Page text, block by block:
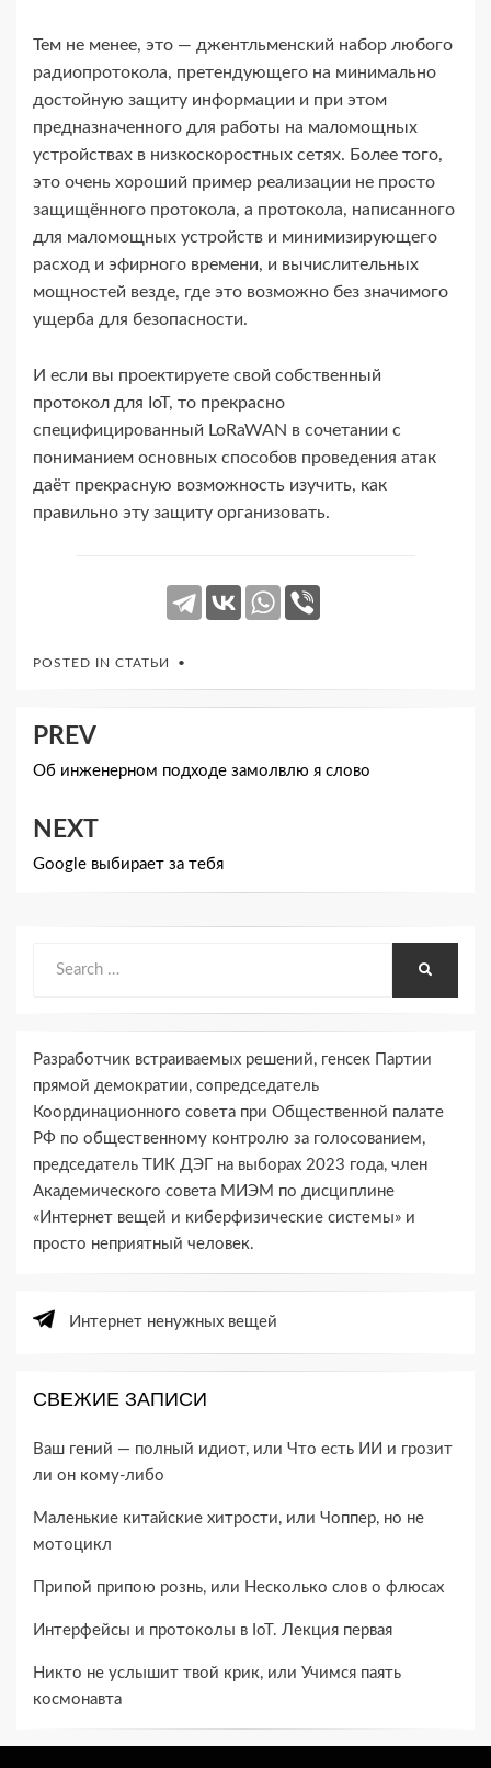
Тем не менее, это — джентльменский набор любого
радиопротокола, претендующего на минимально
достойную защиту информации и при этом
предназначенного для работы на маломощных
устройствах в низкоскоростных сетях. Более того,
это очень хороший пример реализации не просто
защищённого протокола, а протокола, написанного
для маломощных устройств и минимизирующего
расход и эфирного времени, и вычислительных
мощностей везде, где это возможно без значимого
ущерба для безопасности.
И если вы проектируете свой собственный
протокол для IoT, то прекрасно
специфицированный LoRaWAN в сочетании с
пониманием основных способов проведения атак
даёт прекрасную возможность изучить, как
правильно эту защиту организовать.
POSTED IN СТАТЬИ
Навигация
по
записям
PREV
Об инженерном подходе замолвлю я слово
NEXT
Google выбирает за тебя
SEARCH
Разработчик встраиваемых решений, генсек Партии
прямой демократии, сопредседатель
Координационного совета при Общественной палате
РФ по общественному контролю за голосованием,
председатель ТИК ДЭГ на выборах 2023 года, член
Академического совета МИЭМ по дисциплине
«Интернет вещей и киберфизические системы» и
просто неприятный человек.
Интернет ненужных вещей
СВЕЖИЕ ЗАПИСИ
Ваш гений — полный идиот, или Что есть ИИ и грозит
ли он кому-​либо
Маленькие китайские хитрости, или Чоппер, но не
мотоцикл
Припой припою рознь, или Несколько слов о флюсах
Интерфейсы и протоколы в IoT. Лекция первая
Никто не услышит твой крик, или Учимся паять
космонавта